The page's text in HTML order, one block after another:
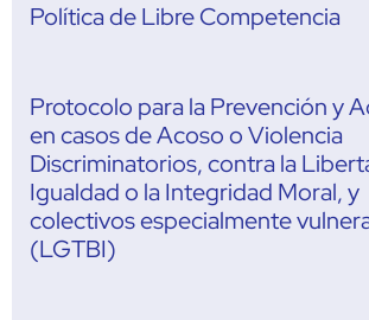
Política de Libre Competencia
Protocolo para la Prevención y
en casos de Acoso o Violencia
Discriminatorios, contra la
Igualdad o la Integridad Moral, y
colectivos especialmente
(LGTBI)